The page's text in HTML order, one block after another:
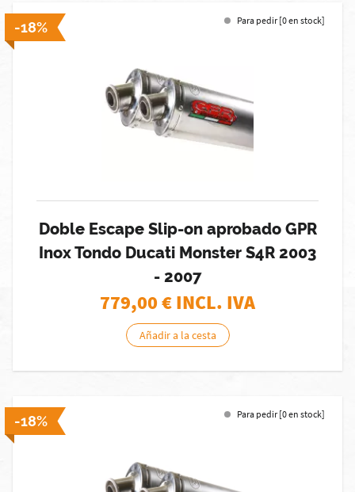
-18% Para pedir [0 en stock]
Doble Escape Slip-on aprobado GPR
Inox Tondo Ducati Monster S4R 2003
- 2007
779,00€ INCL. IVA
Añadir a la cesta
-18% Para pedir [0 en stock]